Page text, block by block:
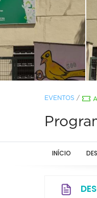
EVENTOS /
INÍCIO